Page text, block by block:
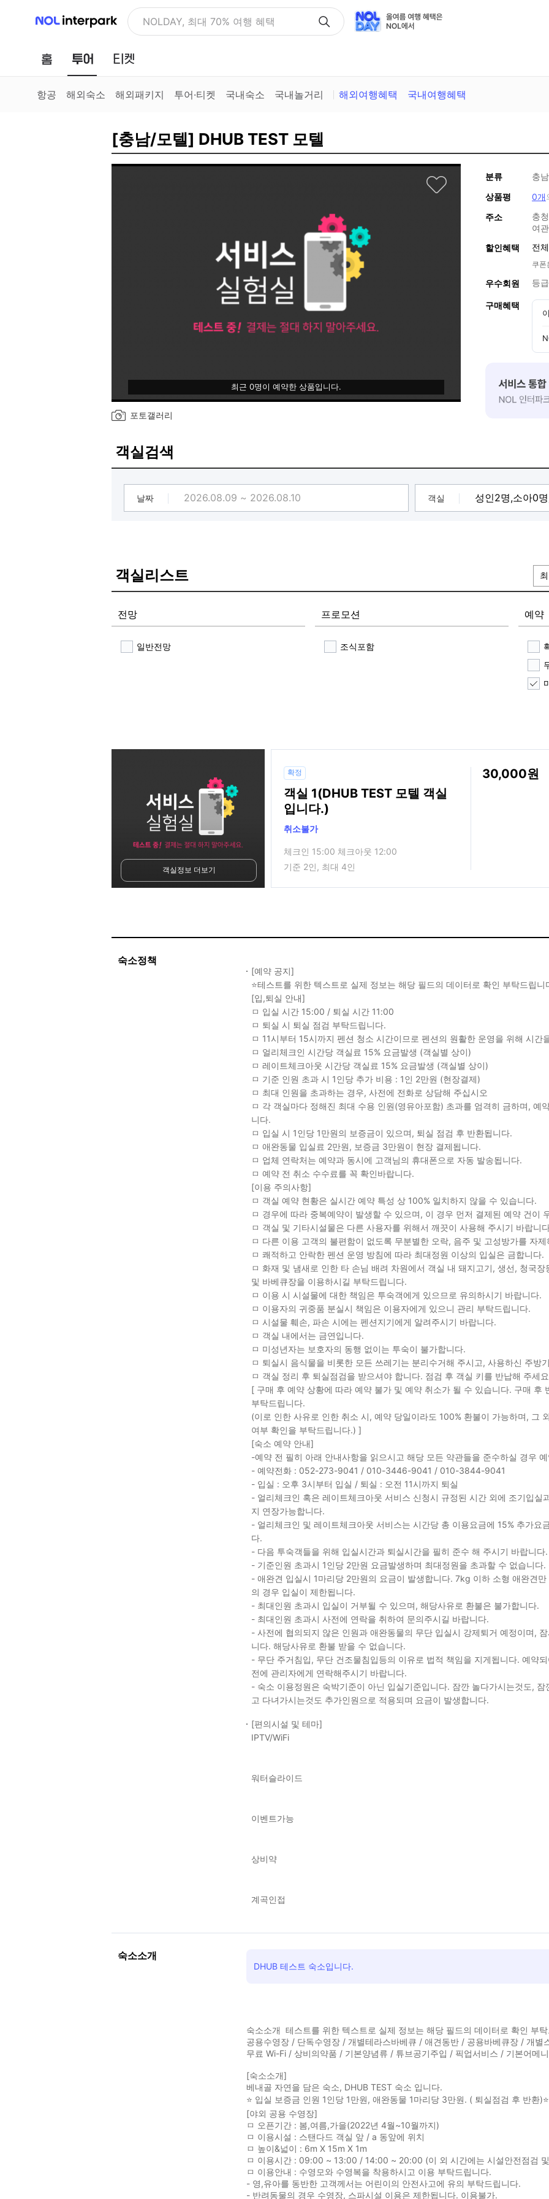
NOL 인터파크 NOLDAY, 최대 70% 여행 혜택
홈 투어
항공 해외숙소 해외패키지 투어·티켓 국내숙소 국내놀거리 해외여행혜택 국내여행혜택
[충남/모텔] DHUB TEST 모텔
최근 0명이 예약한 상품입니다.
포토갤러리
분류
충
상품평
0개
주소
충
여
할인혜택 전
쿠폰
우수회원 등
구매혜택
객실검색
날짜 객실
객실리스트
전망
일반전망
프로모션
조식포함
예약
객실정보 더보기
확정
객실 1(DHUB TEST 모텔 객실
입니다.)
취소불가
체크인 15:00 체크아웃 12:00
기준 2인, 최대 4인
30,000
숙소정책
[예약 공지]
⭐️테스트를 위한 텍스트로 실제 정보는 해당 필드의 데이터로 확인 부탁드립니
[입,퇴실 안내]
ㅁ 입실 시간 15:00 / 퇴실 시간 11:00
ㅁ 퇴실 시 퇴실 점검 부탁드립니다.
ㅁ 11시부터 15시까지 펜션 청소 시간이므로 펜션의 원활한 운영을 위해 시간
ㅁ 얼리체크인 시간당 객실료 15% 요금발생 (객실별 상이)
ㅁ 레이트체크아웃 시간당 객실료 15% 요금발생 (객실별 상이)
ㅁ 기준 인원 초과 시 1인당 추가 비용 : 1인 2만원 (현장결제)
ㅁ 최대 인원을 초과하는 경우, 사전에 전화로 상담해 주십시오
ㅁ 각 객실마다 정해진 최대 수용 인원(영유아포함) 초과를 엄격히 금하며, 예
니다.
ㅁ 입실 시 1인당 1만원의 보증금이 있으며, 퇴실 점검 후 반환됩니다.
ㅁ 애완동물 입실료 2만원, 보증금 3만원이 현장 결제됩니다.
ㅁ 업체 연락처는 예약과 동시에 고객님의 휴대폰으로 자동 발송됩니다.
ㅁ 예약 전 취소 수수료를 꼭 확인바랍니다.
[이용 주의사항]
ㅁ 객실 예약 현황은 실시간 예약 특성 상 100% 일치하지 않을 수 있습니다.
ㅁ 경우에 따라 중복예약이 발생할 수 있으며, 이 경우 먼저 결제된 예약 건이
ㅁ 객실 및 기타시설물은 다른 사용자를 위해서 깨끗이 사용해 주시기 바랍니
ㅁ 다른 이용 고객의 불편함이 없도록 무분별한 오락, 음주 및 고성방가를 자
ㅁ 쾌적하고 안락한 펜션 운영 방침에 따라 최대정원 이상의 입실은 금합니다.
ㅁ 화재 및 냄새로 인한 타 손님 배려 차원에서 객실 내 돼지고기, 생선, 청국
및 바베큐장을 이용하시길 부탁드립니다.
ㅁ 이용 시 시설물에 대한 책임은 투숙객에게 있으므로 유의하시기 바랍니다.
ㅁ 이용자의 귀중품 분실시 책임은 이용자에게 있으니 관리 부탁드립니다.
ㅁ 시설물 훼손, 파손 시에는 펜션지기에게 알려주시기 바랍니다.
ㅁ 객실 내에서는 금연입니다.
ㅁ 미성년자는 보호자의 동행 없이는 투숙이 불가합니다.
ㅁ 퇴실시 음식물을 비롯한 모든 쓰레기는 분리수거해 주시고, 사용하신 주방
ㅁ 객실 정리 후 퇴실점검을 받으셔야 합니다. 점검 후 객실 키를 반납해 주세
[ 구매 후 예약 상황에 따라 예약 불가 및 예약 취소가 될 수 있습니다. 구매 후
부탁드립니다.
(이로 인한 사유로 인한 취소 시, 예약 당일이라도 100% 환불이 가능하며, 그
여부 확인을 부탁드립니다.) ]
[숙소 예약 안내]
-예약 전 필히 아래 안내사항을 읽으시고 해당 모든 약관들을 준수하실 경우
- 예약전화 : 052-273-9041 / 010-3446-9041 / 010-3844-9041
- 입실 : 오후 3시부터 입실 / 퇴실 : 오전 11시까지 퇴실
- 얼리체크인 혹은 레이트체크아웃 서비스 신청시 규정된 시간 외에 조기입실
지 연장가능합니다.
- 얼리체크인 및 레이트체크아웃 서비스는 시간당 총 이용요금에 15% 추가요
다.
- 다음 투숙객들을 위해 입실시간과 퇴실시간을 필히 준수 해 주시기 바랍니다.
- 기준인원 초과시 1인당 2만원 요금발생하며 최대정원을 초과할 수 없습니다
- 애완견 입실시 1마리당 2만원의 요금이 발생합니다. 7kg 이하 소형 애완견
의 경우 입실이 제한됩니다.
- 최대인원 초과시 입실이 거부될 수 있으며, 해당사유로 환불은 불가합니다.
- 최대인원 초과시 사전에 연락을 취하여 문의주시길 바랍니다.
- 사전에 협의되지 않은 인원과 애완동물의 무단 입실시 강제퇴거 예정이며,
니다. 해당사유로 환불 받을 수 없습니다.
- 무단 주거침입, 무단 건조물침입등의 이유로 법적 책임을 지게됩니다. 예약
전에 관리자에게 연락해주시기 바랍니다.
- 숙소 이용정원은 숙박기준이 아닌 입실기준입니다. 잠깐 놀다가시는것도,
고 다녀가시는것도 추가인원으로 적용되며 요금이 발생합니다.
[편의시설 및 테마]
IPTV/WiFi
워터슬라이드
이벤트가능
상비약
계곡인접
숙소소개
DHUB 테스트 숙소입니다.
숙소소개 테스트를 위한 텍스트로 실제 정보는 해당 필드의 데이터로 확인 부
공용수영장 / 단독수영장 / 개별테라스바베큐 / 애견동반 / 공용바베큐장 / 개별
무료 Wi-Fi / 상비의약품 / 기본양념류 / 튜브공기주입 / 픽업서비스 / 기본어메
[숙소소개]
베내골 자연을 담은 숙소, DHUB TEST 숙소 입니다.
⭐️ 입실 보증금 인원 1인당 1만원, 애완동물 1마리당 3만원. ( 퇴실점검 후 반환)⭐️
[야외 공용 수영장]
ㅁ 오픈기간 : 봄,여름,가을(2022년 4월~10월까지)
ㅁ 이용시설 : 스탠다드 객실 앞 / a 동앞에 위치
ㅁ 높이&넓이 : 6m X 15m X 1m
ㅁ 이용시간 : 09:00 ~ 13:00 / 14:00 ~ 20:00 (이 외 시간에는 시설안전점검
ㅁ 이용안내 : 수영모와 수영복을 착용하시고 이용 부탁드립니다.
- 영,유아를 동반한 고객께서는 어린이의 안전사고에 유의 부탁드립니다.
- 반려동물의 경우 수영장, 스파시설 이용은 제한됩니다. 이용불가.